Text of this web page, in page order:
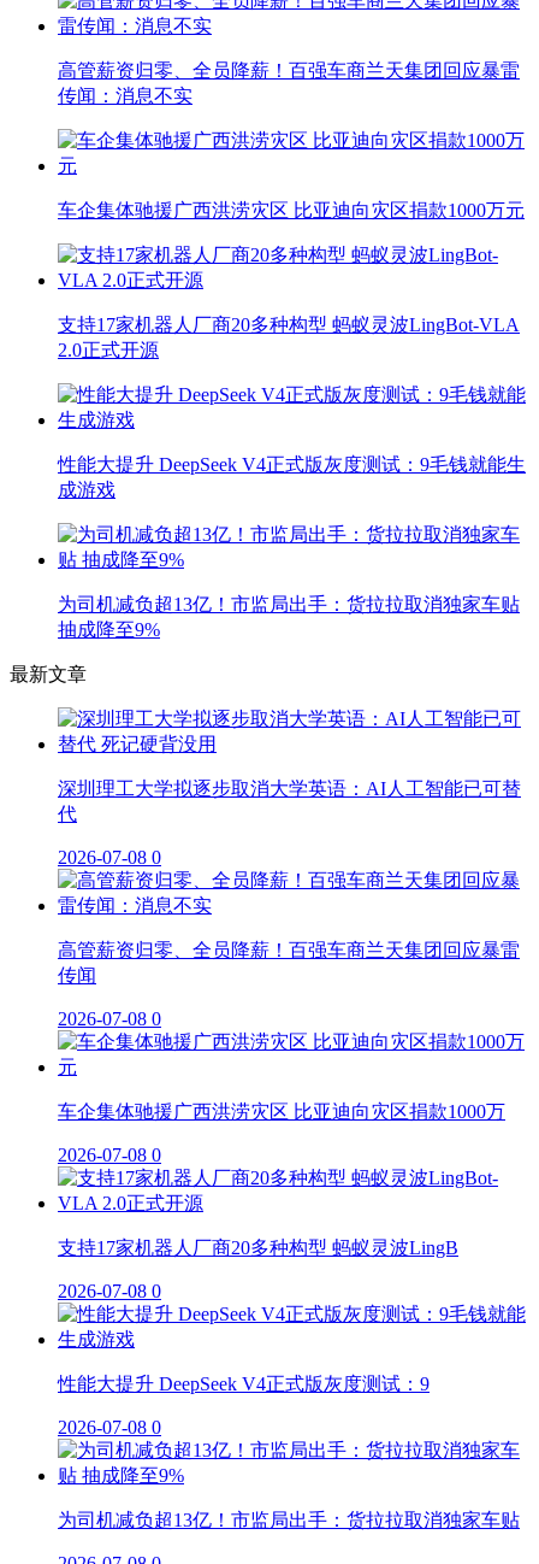
高管薪资归零、全员降薪！百强车商兰天集团回应暴雷
传闻：消息不实
车企集体驰援广西洪涝灾区 比亚迪向灾区捐款1000万元
支持17家机器人厂商20多种构型 蚂蚁灵波LingBot-VLA
2.0正式开源
性能大提升 DeepSeek V4正式版灰度测试：9毛钱就能生
成游戏
为司机减负超13亿！市监局出手：货拉拉取消独家车贴
抽成降至9%
最新文章
深圳理工大学拟逐步取消大学英语：AI人工智能已可替
代
2026-07-08 0
高管薪资归零、全员降薪！百强车商兰天集团回应暴雷
传闻
2026-07-08 0
车企集体驰援广西洪涝灾区 比亚迪向灾区捐款1000万
2026-07-08 0
支持17家机器人厂商20多种构型 蚂蚁灵波LingB
2026-07-08 0
性能大提升 DeepSeek V4正式版灰度测试：9
2026-07-08 0
为司机减负超13亿！市监局出手：货拉拉取消独家车贴